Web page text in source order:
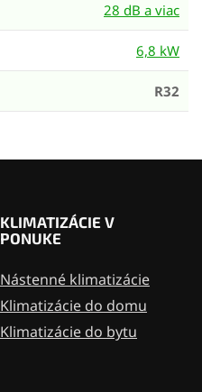
28 dB a viac
6,8 kW
R32
KLIMATIZÁCIE V
PONUKE
Nástenné klimatizácie
Klimatizácie do domu
Klimatizácie do bytu